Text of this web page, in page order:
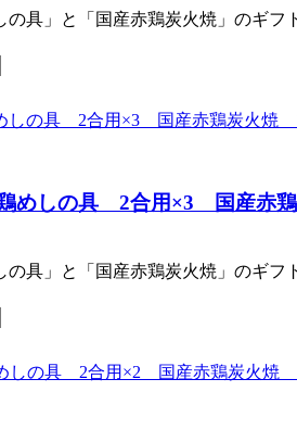
具」と「国産赤鶏炭火焼」のギフ
めしの具 2合用×3 国産赤
具」と「国産赤鶏炭火焼」のギフ